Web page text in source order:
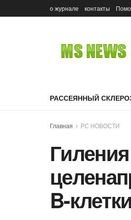
о журнале контакты
РАССЕЯННЫЙ
Главная РС НОВОСТИ
B-